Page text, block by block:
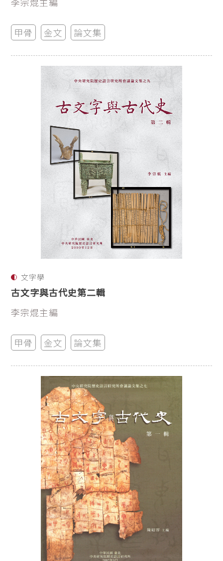
甲骨 金文 論文集
文字學
古文字與古代史第二輯
李宗焜主編
甲骨 金文 論文集